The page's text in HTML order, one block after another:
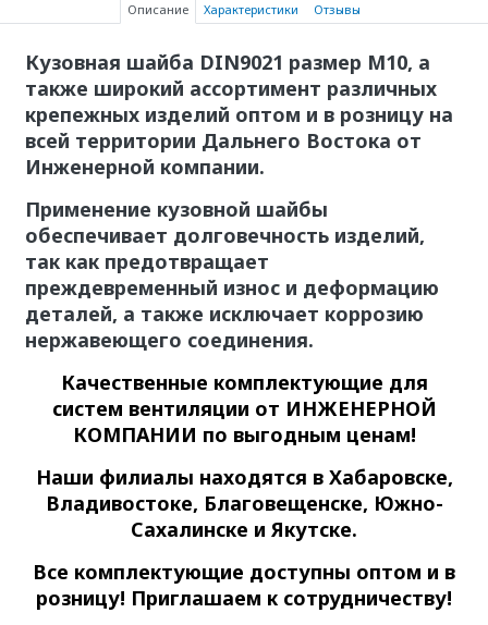
Описание Характеристики Отзывы
Кузовная шайба DIN9021 размер М10, а
также широкий ассортимент различных
крепежных изделий оптом и в розницу на
всей территории Дальнего Востока от
Инженерной компании.
Применение кузовной шайбы
обеспечивает долговечность изделий,
так как предотвращает
преждевременный износ и деформацию
деталей, а также исключает коррозию
нержавеющего соединения.
Качественные комплектующие для
систем вентиляции от ИНЖЕНЕРНОЙ
КОМПАНИИ по выгодным ценам!
Наши филиалы находятся в Хабаровске,
Владивостоке, Благовещенске, Южно-
Сахалинске и Якутске.
Все комплектующие доступны оптом и в
розницу! Приглашаем к сотрудничеству!